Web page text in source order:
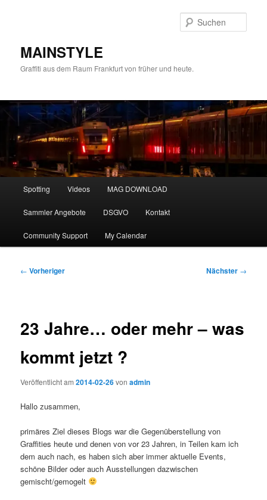
MAINSTYLE
Graffiti aus dem Raum Frankfurt von früher und heute.
Spotting Videos MAG DOWNLOAD
Sammler Angebote DSGVO Kontakt
Community Support My Calendar
Beitragsnavigation
← Vorheriger Nächster →
23 Jahre… oder mehr – was
kommt jetzt ?
Veröffentlicht am2014-02-26vonadmin
Hallo zusammen,
primäres Ziel dieses Blogs war die Gegenüberstellung von
Graffities heute und denen von vor 23 Jahren, in Teilen kam ich
dem auch nach, es haben sich aber immer aktuelle Events,
schöne Bilder oder auch Ausstellungen dazwischen
gemischt/gemogelt